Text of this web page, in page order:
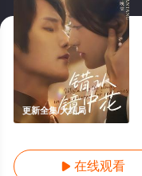
更新全集/大结局
 在线观看